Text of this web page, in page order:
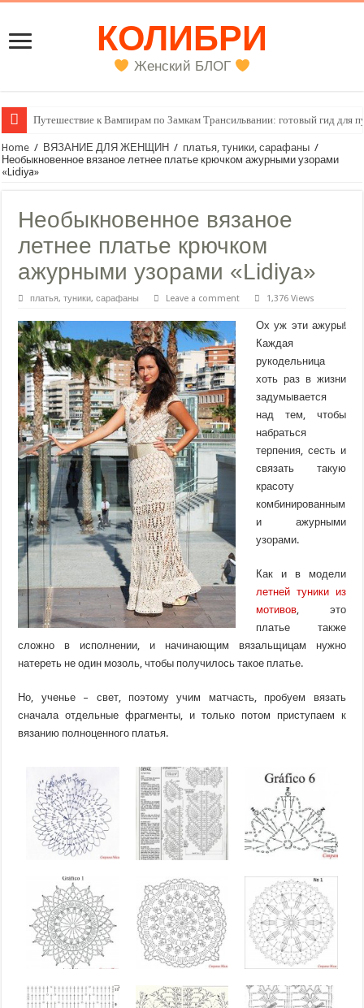
КОЛИБРИ
Женский БЛОГ
Путешествие к Вампирам по Замкам Трансильвании: готовый гид для
Женский внутренний голос
Home / ВЯЗАНИЕ ДЛЯ ЖЕНЩИН / платья, туники, сарафаны /
Необыкновенное вязаное летнее платье крючком ажурными узорами
«Lidiya»
Необыкновенное вязаное
летнее платье крючком
ажурными узорами «Lidiya»
платья, туники, сарафаны Leave a comment 1,376 Views
Ох уж эти ажуры!
Каждая
рукодельница
хоть раз в жизни
задумывается
над тем, чтобы
набраться
терпения, сесть и
связать такую
красоту
комбинированным
и ажурными
узорами.
Как и в модели
летней туники из
мотивов, это
платье также
сложно в исполнении, и начинающим вязальщицам нужно
натереть не один мозоль, чтобы получилось такое платье.
Но, ученье – свет, поэтому учим матчасть, пробуем вязать
сначала отдельные фрагменты, и только потом приступаем к
вязанию полноценного платья.